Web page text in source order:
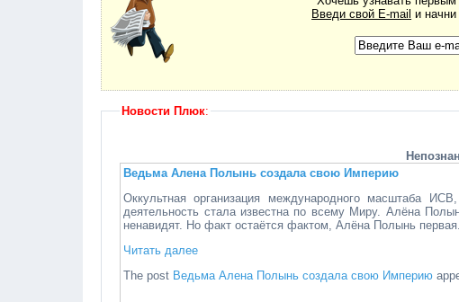
Введи свой E-mail и
Новости Плюк:
Ведьма Алена Полынь создала свою Империю
Оккультная организация международного масштаба
деятельность стала известна по всему Миру. Алёна
ненавидят. Но факт остаётся фактом, Алёна Полынь
Читать далее
The post Ведьма Алена Полынь создала свою Империю